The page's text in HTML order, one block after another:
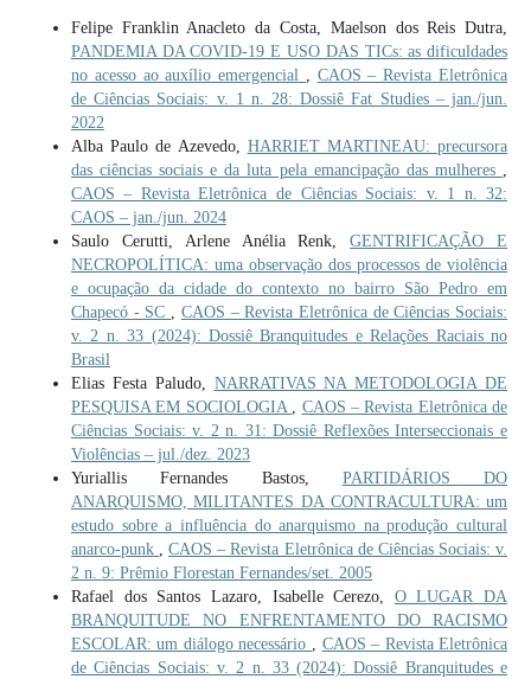
Felipe Franklin Anacleto da Costa, Maelson dos Reis Dutra,
PANDEMIA DA COVID-19 E USO DAS TICs: as dificuldades
no acesso ao auxílio emergencial , CAOS – Revista Eletrônica
de Ciências Sociais: v. 1 n. 28: Dossiê Fat Studies – jan./jun.
2022
Alba Paulo de Azevedo, HARRIET MARTINEAU: precursora
das ciências sociais e da luta pela emancipação das mulheres ,
CAOS – Revista Eletrônica de Ciências Sociais: v. 1 n. 32:
CAOS – jan./jun. 2024
Saulo Cerutti, Arlene Anélia Renk,GENTRIFICAÇÃO E
NECROPOLÍTICA: uma observação dos processos de violência
e ocupação da cidade do contexto no bairro São Pedro em
Chapecó - SC , CAOS – Revista Eletrônica de Ciências Sociais:
v. 2 n. 33 (2024): Dossiê Branquitudes e Relações Raciais no
Brasil
Elias Festa Paludo, NARRATIVAS NA METODOLOGIA DE
PESQUISA EM SOCIOLOGIA , CAOS – Revista Eletrônica de
Ciências Sociais: v. 2 n. 31: Dossiê Reflexões Interseccionais e
Violências – jul./dez. 2023
Yuriallis Fernandes Bastos, PARTIDÁRIOS DO
ANARQUISMO, MILITANTES DA CONTRACULTURA: um
estudo sobre a influência do anarquismo na produção cultural
anarco-punk ,CAOS – Revista Eletrônica de Ciências Sociais: v.
2 n. 9: Prêmio Florestan Fernandes/set. 2005
Rafael dos Santos Lazaro, Isabelle Cerezo, O LUGAR DA
BRANQUITUDE NO ENFRENTAMENTO DO RACISMO
ESCOLAR: um diálogo necessário , CAOS – Revista Eletrônica
de Ciências Sociais: v. 2 n. 33 (2024): Dossiê Branquitudes e